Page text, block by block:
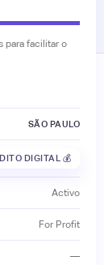
para facilitar o
SÃO PAULO
DIGITAL 💰
Activo
For Profit
—